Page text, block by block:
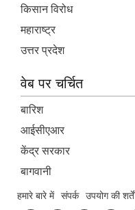
किसान विरोध
महाराष्ट्र
उत्तर प्रदेश
वेब पर चर्चित
बारिश
आईसीएआर
केंद्र सरकार
बागवानी
हमारे बारे में संपर्क उपयोग की शर्तें